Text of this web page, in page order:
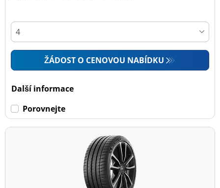
ŽÁDOST O CENOVOU NABÍDKU
Další informace
Porovnejte